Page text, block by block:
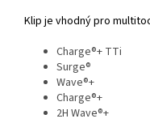
Klip je vhodný pro
Charge®+ TTi
Surge®
Wave®+
Charge®+
2H Wave®+